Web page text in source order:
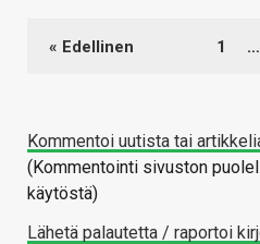
« Edellinen 1 …
Kommentoi uutista tai
(Kommentointi sivuston
käytöstä)
Lähetä palautetta / raportoi